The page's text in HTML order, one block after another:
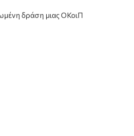
δράση μιας ΟΚοιΠ